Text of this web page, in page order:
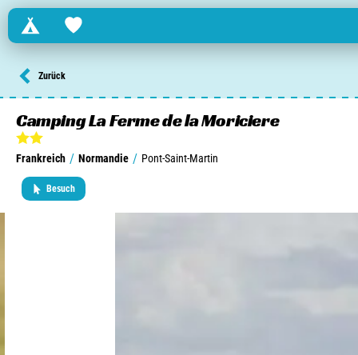
Campings Favorites
Finden Sie einen Campingplatz in ...
Niederlande
Belgien
Luxemburg
Zurück
Camping La Ferme de la Moriciere
Frankreich / Normandie / Pont-Saint-Martin
Besuch